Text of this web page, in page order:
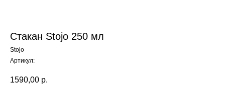
Стакан Stojo 250 мл
Stojo
Артикул:
1590,00 р.